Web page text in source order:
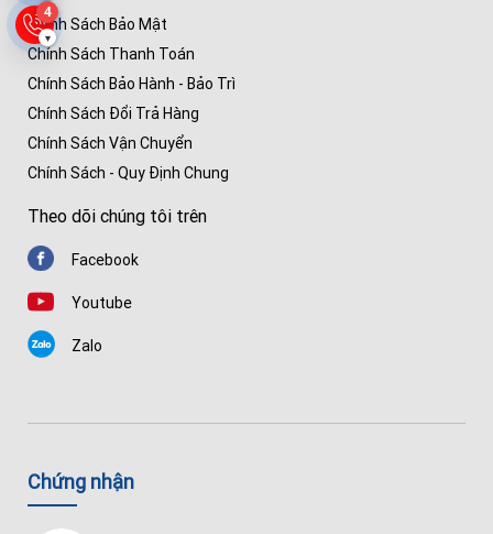
4
▾
Chính Sách Bảo Mật
Chính Sách Thanh Toán
Chính Sách Bảo Hành - Bảo Trì
Chính Sách Đổi Trả Hàng
Chính Sách Vận Chuyển
Chính Sách - Quy Định Chung
Theo dõi chúng tôi trên
Facebook
Youtube
Zalo
Chứng nhận